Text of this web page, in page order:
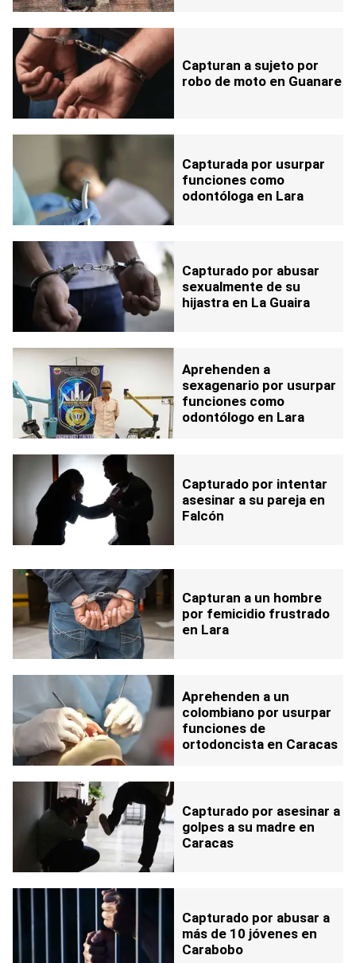
Capturan a sujeto por
robo de moto en Guanare
Capturada por usurpar
funciones como
odontóloga en Lara
Capturado por abusar
sexualmente de su
hijastra en La Guaira
Aprehenden a
sexagenario por usurpar
funciones como
odontólogo en Lara
Capturado por intentar
asesinar a su pareja en
Falcón
Capturan a un hombre
por femicidio frustrado
en Lara
Aprehenden a un
colombiano por usurpar
funciones de
ortodoncista en Caracas
Capturado por asesinar a
golpes a su madre en
Caracas
Capturado por abusar a
más de 10 jóvenes en
Carabobo